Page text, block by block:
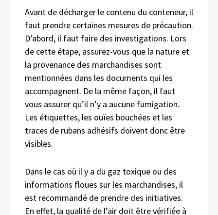
Avant de décharger le contenu du conteneur, il
faut prendre certaines mesures de précaution.
D’abord, il faut faire des investigations. Lors
de cette étape, assurez-vous que la nature et
la provenance des marchandises sont
mentionnées dans les documents qui les
accompagnent. De la même façon, il faut
vous assurer qu’il n’y a aucune fumigation.
Les étiquettes, les ouïes bouchées et les
traces de rubans adhésifs doivent donc être
visibles.
Dans le cas où il y a du gaz toxique ou des
informations floues sur les marchandises, il
est recommandé de prendre des initiatives.
En effet, la qualité de l’air doit être vérifiée à